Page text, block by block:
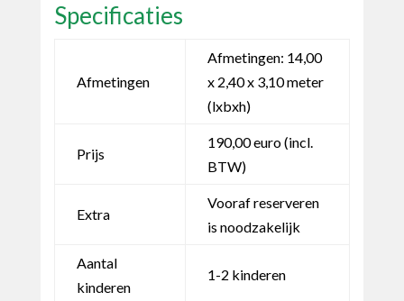
Specificaties
Afmetingen
Afmetingen: 14,00
x 2,40 x 3,10 meter
(lxbxh)
Prijs
190,00 euro (incl.
BTW)
Extra
Vooraf reserveren
is noodzakelijk
Aantal
kinderen
1-2 kinderen